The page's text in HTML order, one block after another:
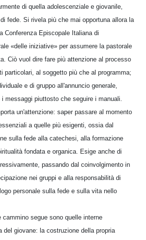
di quella adolescenziale e giovanile,
fede. Si rivela più che mai opportuna allora la
Conferenza Episcopale Italiana di
«delle iniziative» per assumere la pastorale
Ciò vuol dire fare più attenzione al processo
particolari, al soggetto più che al programma;
e di gruppo all'annuncio generale,
messaggi piuttosto che seguire i manuali.
un'attenzione: saper passare al momento
a quelle più esigenti, ossia dal
sulla fede alla catechesi, alla formazione
fondata e organica. Esige anche di
passando dal coinvolgimento in
nei gruppi e alla responsabilità di
personale sulla fede e sulla vita nello
cammino segue sono quelle interne
del giovane: la costruzione della propria